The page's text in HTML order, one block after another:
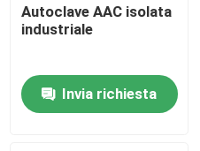
Autoclave AAC isolata
industriale
Invia richiesta